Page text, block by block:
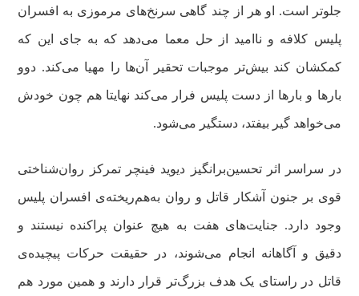
جلوتر است. او هر از چند گاهی سرنخ‌های مرموزی به افسران
پلیس کلافه و ناامید از حل معما می‌دهد که به جای این که
کمکشان کند بیش‌تر موجبات تحقیر آن‌ها را مهیا می‌کند. دوو
بارها و بارها از دست پلیس فرار می‌کند نهایتا هم چون خودش
می‌خواهد گیر بیفتد، دستگیر می‌شود.
در سراسر اثر تحسین‌برانگیز دیوید فینچر تمرکز روان‌شناختی
قوی بر جنون آشکار قاتل و روان به‌هم‌ریخته‌ی افسران پلیس
وجود دارد. جنایت‌های هفت به هیچ عنوان پراکنده نیستند و
دقیق و آگاهانه انجام می‌شوند، در حقیقت حرکات پیچیده‌ی
قاتل در راستای یک هدف بزرگ‌تر قرار دارند و همین مورد هم